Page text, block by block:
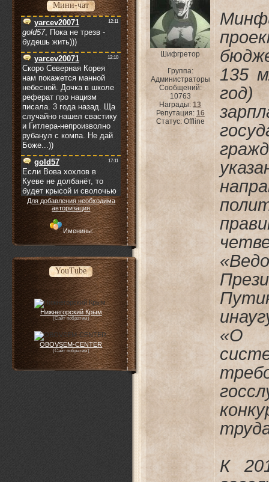
Мини-чат
Для добавления необходима
авторизация
Именины:
YouTube
Нижнегорский Крым
(Сайт побратим)
OBOVSEM-CENTER
(Сайт побратим)
Шифгретор
Группа:
Администраторы
Сообщений:
10763
Награды:13
Репутация: 16
Статус: Offline
135
«О
К